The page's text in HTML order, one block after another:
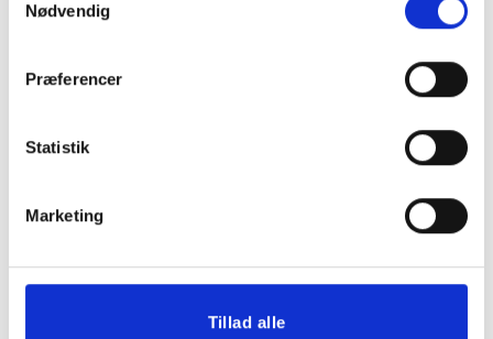
Nødvendig
Præferencer
Statistik
Marketing
Tillad alle
OVERBLIK